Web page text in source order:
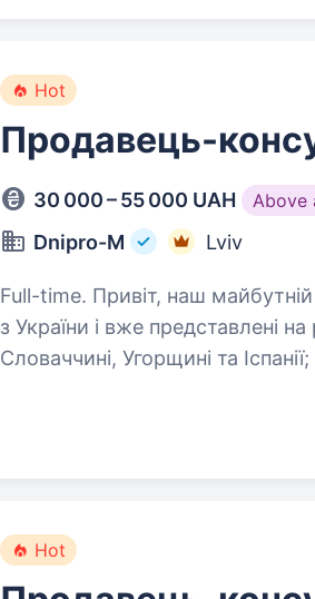
Hot
Продавець-
30 000 – 55 000 UAH Above
Dnipro-M Lviv
Full-time. Привіт, наш майбутній колего Цікаві факти про нас: Ми родом
з України і вже представлені
Словаччині, Угорщині та Іспанії; Мережа фірмових салонів 600+ Мережа
Hot